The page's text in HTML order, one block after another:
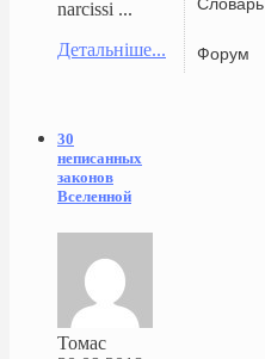
Форум
narcissi ...
Детальніше...
30
неписанных
законов
Вселенной
Томас